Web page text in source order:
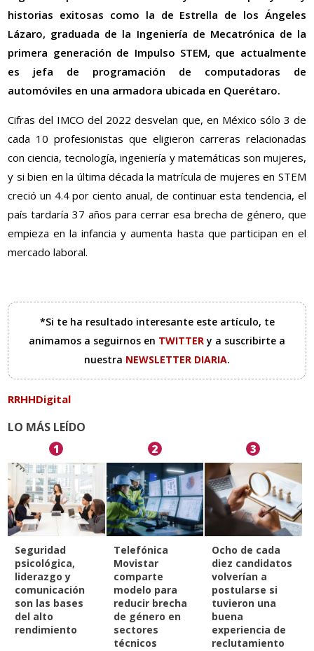
historias exitosas como la de Estrella de los Ángeles
Lázaro, graduada de la Ingeniería de Mecatrónica de la
primera generación de Impulso STEM, que actualmente
es jefa de programación de computadoras de
automóviles en una armadora ubicada en Querétaro.
Cifras del IMCO del 2022 desvelan que, en México sólo 3 de
cada 10 profesionistas que eligieron carreras relacionadas
con ciencia, tecnología, ingeniería y matemáticas son mujeres,
y si bien en la última década la matrícula de mujeres en STEM
creció un 4.4 por ciento anual, de continuar esta tendencia, el
país tardaría 37 años para cerrar esa brecha de género, que
empieza en la infancia y aumenta hasta que participan en el
mercado laboral.
*Si te ha resultado interesante este artículo, te
animamos a seguirnos en TWITTERy a suscribirte a
nuestra NEWSLETTER DIARIA.
RRHHDigital
LO MÁS LEÍDO
1
Seguridad
psicológica,
liderazgo y
comunicación
son las bases
del alto
rendimiento
2
Telefónica
Movistar
comparte
modelo para
reducir brecha
de género en
sectores
técnicos
3
Ocho de cada
diez candidatos
volverían a
postularse si
tuvieron una
buena
experiencia de
reclutamiento